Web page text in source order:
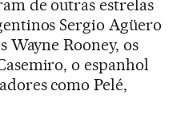
de outras estrelas
Sergio Agüero
Wayne Rooney, os
o espanhol
como Pelé,